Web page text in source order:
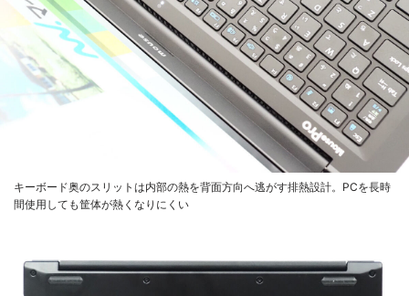
キーボード奥のスリットは内部の熱を背面方向へ逃がす排熱設計。PCを長時
間使用しても筐体が熱くなりにくい